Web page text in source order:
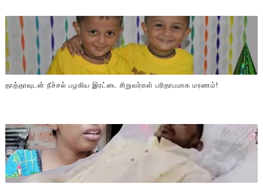
தாத்தாவுடன் நீச்சல் பழகிய இரட்டை சிறுவர்கள் பரிதாபமாக மரணம்!